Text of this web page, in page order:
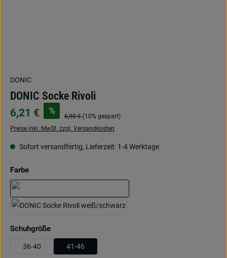
DONIC
DONIC Socke Rivoli
6,21 € %
6,90 €(10% gespart)
Preise inkl. MwSt. zzgl. Versandkosten
Sofort versandfertig, Lieferzeit: 1-4 Werktage
Farbeauswählen
Schuhgrößeauswählen
36-40 41-46